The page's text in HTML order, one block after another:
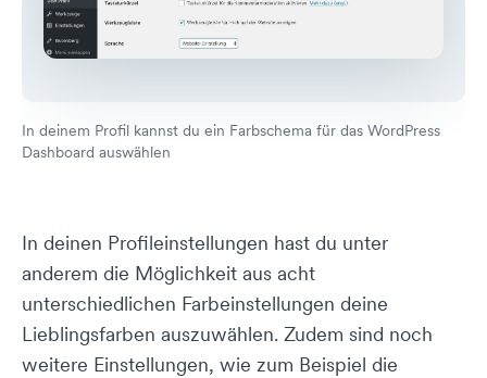
In deinem Profil kannst du ein Farbschema für das WordPress
Dashboard auswählen
In deinen Profileinstellungen hast du unter
anderem die Möglichkeit aus acht
unterschiedlichen Farbeinstellungen deine
Lieblingsfarben auszuwählen. Zudem sind noch
weitere Einstellungen, wie zum Beispiel die